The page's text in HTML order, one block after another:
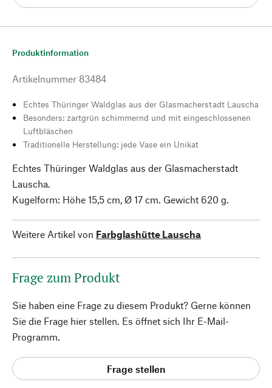
Produktinformation
Artikelnummer 83484
Echtes Thüringer Waldglas aus der Glasmacherstadt Lauscha
Besonders: zartgrün schimmernd und mit eingeschlossenen
Luftbläschen
Traditionelle Herstellung: jede Vase ein Unikat
Echtes Thüringer Waldglas aus der Glasmacherstadt
Lauscha.
Kugelform: Höhe 15,5 cm, Ø 17 cm. Gewicht 620 g.
Weitere Artikel von Farbglashütte Lauscha
Frage zum Produkt
Sie haben eine Frage zu diesem Produkt? Gerne können
Sie die Frage hier stellen. Es öffnet sich Ihr E-Mail-
Programm.
Frage stellen